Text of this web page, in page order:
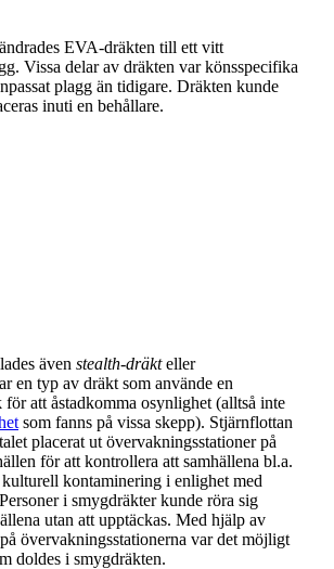
EVA-dräkten till ett vitt
Vissa delar av dräkten var könsspecifika
plagg än tidigare. Dräkten kunde
inuti en behållare.
även stealth-dräkteller
en typ av dräkt som använde en
att åstadkomma osynlighet (alltså inte
som fanns på vissa skepp). Stjärnflottan
placerat ut övervakningsstationer på
för att kontrollera att samhällena bl.a.
kulturell kontaminering i enlighet med
i smygdräkter kunde röra sig
utan att upptäckas. Med hjälp av
övervakningsstationerna var det möjligt
doldes i smygdräkten.